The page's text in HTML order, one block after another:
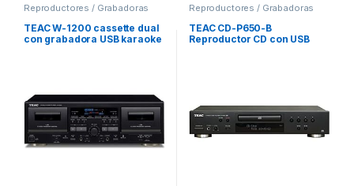
Reproductores / Grabadoras
TEAC W-1200 cassette dual
con grabadora USB karaoke
Reproductores / Grabadoras
TEAC CD-P650-B
Reproductor CD con USB